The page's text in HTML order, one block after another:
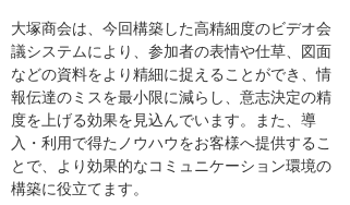
大塚商会は、今回構築した高精細度のビデオ会
議システムにより、参加者の表情や仕草、図面
などの資料をより精細に捉えることができ、情
報伝達のミスを最小限に減らし、意志決定の精
度を上げる効果を見込んでいます。また、導
入・利用で得たノウハウをお客様へ提供するこ
とで、より効果的なコミュニケーション環境の
構築に役立てます。